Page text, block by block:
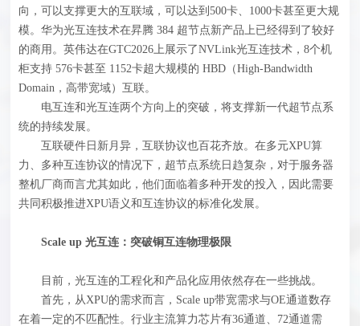
向，可以支撑更大的互联域，可以达到500卡、1000卡甚至更大规
模。华为光互连技术在昇腾 384 超节点新产品上已经得到了较好
的商用。英伟达在GTC2026上展示了NVLink光互连技术，8个机
柜支持 576卡甚至 1152卡超大规模的 HBD（High-Bandwidth
Domain，高带宽域）互联。
电互连和光互连两个方向上的突破，将支撑新一代超节点系
统的持续发展。
互联硬件日新月异，互联协议也百花齐放。在多元XPU算
力、多种互连协议的情况下，超节点系统日趋复杂，对于服务器
整机厂商而言尤其如此，他们面临着多种开发的投入，因此需要
共同积极推进XPU语义和互连协议的标准化发展。
Scale up 光互连：突破铜互连物理极限
目前，光互连的工程化和产品化应用依然存在一些挑战。
首先，从XPU的需求而言，Scale up带宽需求与OE通道数存
在着一定的不匹配性。行业主流算力芯片有36通道、72通道需